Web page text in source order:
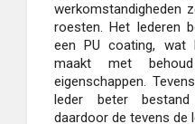
werkomstandigheden
roesten. Het lederen
een PU coating, wat
maakt met
eigenschappen.
leder beter
daardoor de tevens de